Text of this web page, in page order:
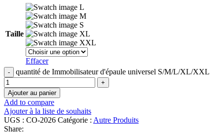
Taille
L
M
S
XL
XXL
Effacer
quantité de Immobilisateur d'épaule universel S/M/L/XL/XXL
Ajouter au panier
Add to compare
Ajouter à la liste de souhaits
UGS : CO-2026 Catégorie : Autre Produits
Share: